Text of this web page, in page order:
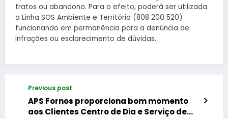
tratos ou abandono. Para o efeito, poderá ser utilizada
a Linha SOS Ambiente e Território (808 200 520)
funcionando em permanência para a denúncia de
infrações ou esclarecimento de dúvidas.
Previous post
APS Fornos proporciona bom momento
aos Clientes Centro de Dia e Serviço de